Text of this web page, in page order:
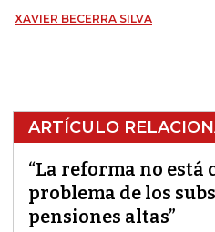
XAVIER BECERRA SILVA
ARTÍCULO
“La reforma no
problema de los
pensiones altas”